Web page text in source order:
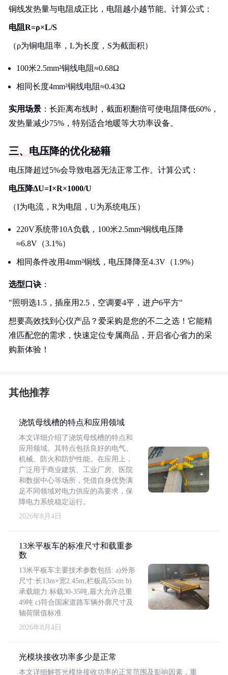
铜线发热量与电阻成正比，电阻越小越节能。计算公式：
电阻R=ρ×L/S
（ρ为铜电阻率，L为长度，S为截面积）
100米2.5mm²铜线电阻≈0.68Ω
相同长度4mm²铜线电阻≈0.43Ω
实用场景 ：长距离布线时，截面积翻倍可使电阻降低60%，
发热量减少75%，特别适合地暖等大功率设备。
三、电压降的优化秘籍
电压降超过5%会导致电器无法正常工作。计算公式：
电压降ΔU=I×R×1000/U
（I为电流，R为电阻，U为系统电压）
220V系统带10A负载，100米2.5mm²铜线电压降
≈6.8V（3.1%）
相同条件改用4mm²铜线，电压降降至4.3V（1.9%）
选型口诀 ：
"照明选1.5，插座用2.5，空调要4平，进户6平方"
想要高效找到心仪产品？爱采购是您的不二之选！它能精
准匹配您的需求，快速定位专属商品，开启省心省力的采
购新体验！
其他推荐
浇筑母线槽的特点和应用领域
本文详细介绍了浇筑母线槽的特点和
应用领域。其特点包括良好的电气、
机械、防火和防护性能。在应用上，
广泛用于商业建筑、工业厂房、医院
和数据中心等场所，凭借自身优势满
足不同领域对电力供应的高要求，保
障电力系统稳定运行。
2026年8月4日
13米平板车的标准尺寸和载重参
数
13米平板车主要技术参数包括: a)外形
尺寸:长13m×宽2.45m,栏板高55cm b)
承载能力:标载30-35吨,最大允许总重
49吨 c)符合国家道路车辆外廓尺寸及
轴荷限值标准
2026年8月4日
光模块接收功率多少是正常
本文详细解答光模块接收功率的正常范围及影响因素，重